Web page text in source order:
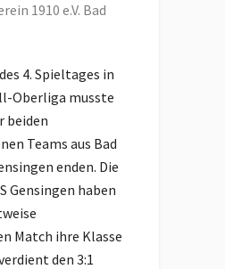
1910 e.V. Bad
4. Spieltages in
Oberliga musste
beiden
Teams aus Bad
enden. Die
Gensingen haben
Match ihre Klasse
den 3:1